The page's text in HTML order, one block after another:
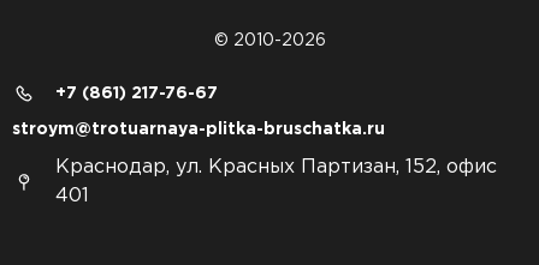
© 2010-2026
+7 (861) 217-76-67
stroym@trotuarnaya-plitka-bruschatka.ru
Краснодар, ул. Красных Партизан, 152, офис
401